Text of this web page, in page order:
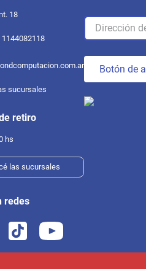
18
sucursales
retiro
hs
las sucursales
redes
Botón de